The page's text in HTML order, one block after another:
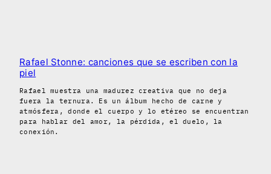
Rafael Stonne: canciones que se escriben con la
piel
Rafael muestra una madurez creativa que no deja
fuera la ternura. Es un álbum hecho de carne y
atmósfera, donde el cuerpo y lo etéreo se encuentran
para hablar del amor, la pérdida, el duelo, la
conexión.